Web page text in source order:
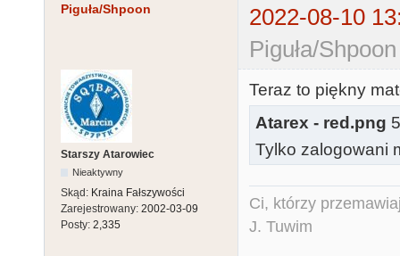
Piguła/Shpoon
2022-08-10
Piguła/
Starszy Atarowiec
Nieaktywny
Skąd: Kraina Fałszywości
Zarejestrowany: 2002-03-09
Posty: 2,335
Teraz to piękny
Atarex - red.png
Tylko zalogowani
Ci, którzy
J. Tuwim